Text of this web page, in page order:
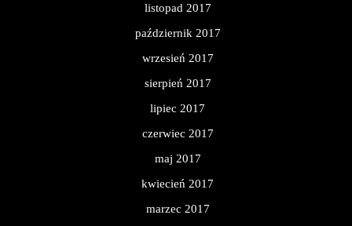
listopad 2017
październik 2017
wrzesień 2017
sierpień 2017
lipiec 2017
czerwiec 2017
maj 2017
kwiecień 2017
marzec 2017